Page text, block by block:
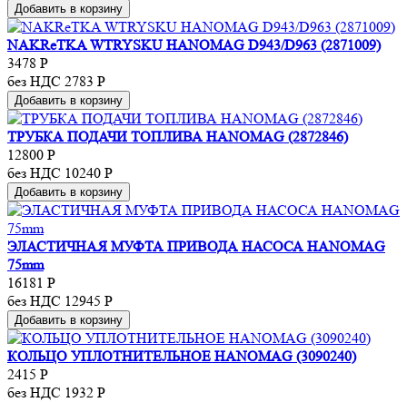
Добавить в корзину
NAKReTKA WTRYSKU HANOMAG D943/D963 (2871009)
3478 Р
без НДС 2783 Р
Добавить в корзину
ТРУБКА ПОДАЧИ ТОПЛИВА HANOMAG (2872846)
12800 Р
без НДС 10240 Р
Добавить в корзину
ЭЛАСТИЧНАЯ МУФТА ПРИВОДА НАСОСА HANOMAG
75mm
16181 Р
без НДС 12945 Р
Добавить в корзину
КОЛЬЦО УПЛОТНИТЕЛЬНОЕ HANOMAG (3090240)
2415 Р
без НДС 1932 Р